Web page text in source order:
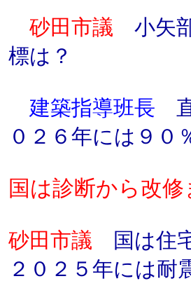
砂田市議 小矢
標は？
建築指導班長
０２６年には９０
国は診断から改
砂田市議 国は住
２０２５年には耐